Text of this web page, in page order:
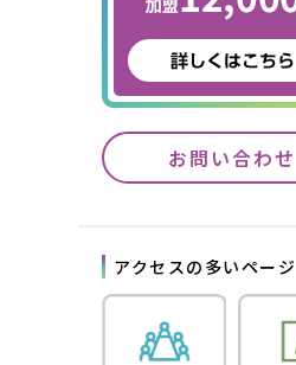
お問い合わせ
アクセスの多いページ